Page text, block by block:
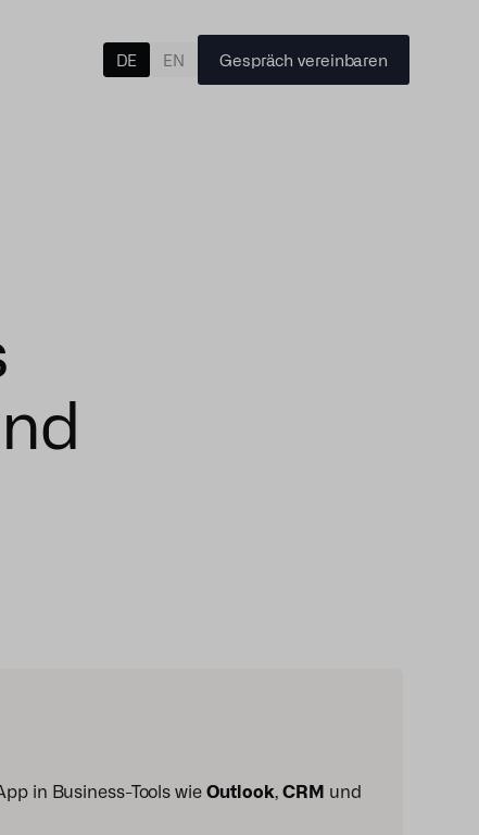
DE EN Gespräch vereinbaren
in Business-Tools wie Outlook, CRM und